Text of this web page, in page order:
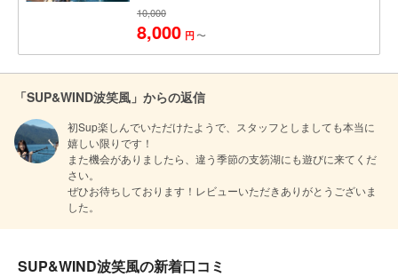
10,000
8,000 円 〜
「SUP&WIND波笑風」からの返信
初Sup楽しんでいただけたようで、スタッフとしましても本当に
嬉しい限りです！
また機会がありましたら、違う季節の支笏湖にも遊びに来てくだ
さい。
ぜひお待ちしております！レビューいただきありがとうございま
した。
SUP&WIND波笑風の新着口コミ